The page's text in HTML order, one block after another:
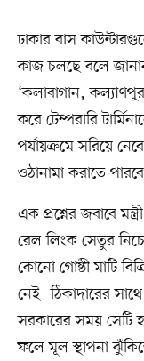
ঢাকার বাস
কাজ চলছে বলে
‘কলাবাগান,
করে টেম্পরারি
পর্যায়ক্রমে সরিয়ে
ওঠানামা করাতে
এক প্রশ্নের জবাবে
রেল লিংক সেতুর
কোনো গোষ্ঠী মাটি
নেই। ঠিকাদারের সাথে
সরকারের সময় সেটি
ফলে মূল স্থাপনা